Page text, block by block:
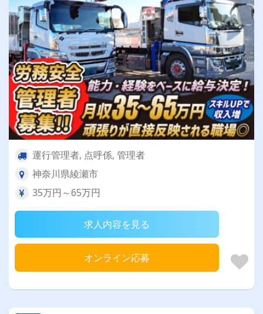
運行管理者, 点呼係, 管理者
神奈川県綾瀬市
35万円～65万円
求人内容を見る
オンライン応募